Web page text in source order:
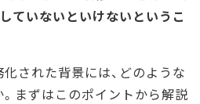
ていないといけないというこ
された背景には、どのような
まずはこのポイントから解説